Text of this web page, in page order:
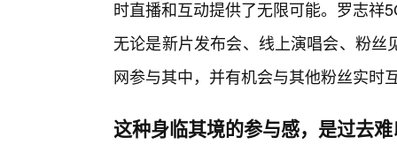
时直播和互动提供了无限可能。罗志祥
无论是新片发布会、线上演唱会、粉
网参与其中，并有机会与其他粉丝实时
这种身临其境的参与感，是过去